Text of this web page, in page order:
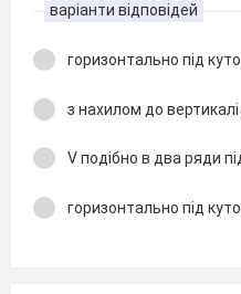
варіанти відповідей
горизонтально під
з нахилом до
V подібно в два ряди
горизонтально під